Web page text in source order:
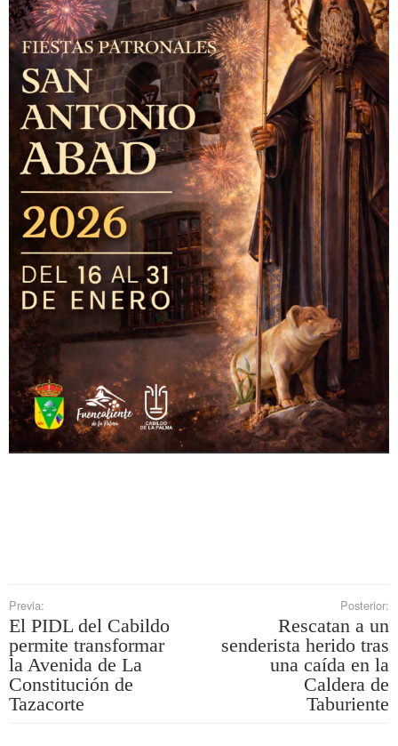
Previa:
El PIDL del Cabildo
permite transformar
la Avenida de La
Constitución de
Tazacorte
Posterior:
Rescatan a un
senderista herido tras
una caída en la
Caldera de
Taburiente